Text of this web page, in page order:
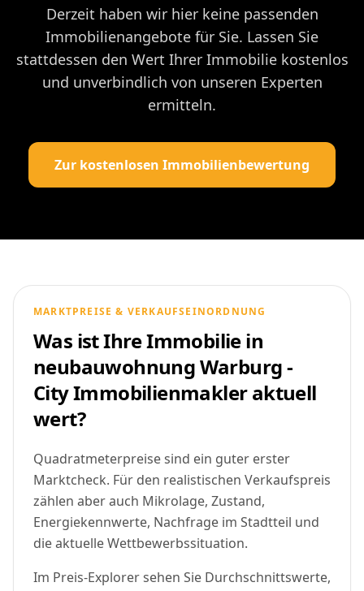
Derzeit haben wir hier keine passenden
Immobilienangebote für Sie. Lassen Sie
stattdessen den Wert Ihrer Immobilie kostenlos
und unverbindlich von unseren Experten
ermitteln.
Zur kostenlosen Immobilienbewertung
MARKTPREISE & VERKAUFSEINORDNUNG
Was ist Ihre Immobilie in
neubauwohnung Warburg -
City Immobilienmakler aktuell
wert?
Quadratmeterpreise sind ein guter erster
Marktcheck. Für den realistischen Verkaufspreis
zählen aber auch Mikrolage, Zustand,
Energiekennwerte, Nachfrage im Stadtteil und
die aktuelle Wettbewerbssituation.
Im Preis-Explorer sehen Sie Durchschnittswerte,